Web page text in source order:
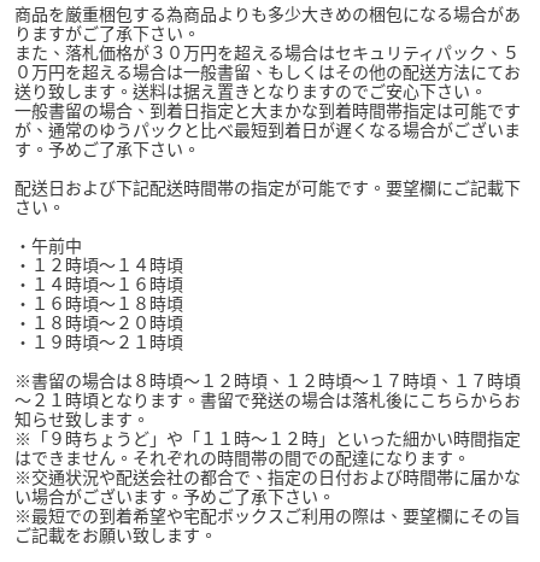
商品を厳重梱包する為商品よりも多少大きめの梱包になる場合があ
りますがご了承下さい。
また、落札価格が３０万円を超える場合はセキュリティパック、５
０万円を超える場合は一般書留、もしくはその他の配送方法にてお
送り致します。送料は据え置きとなりますのでご安心下さい。
一般書留の場合、到着日指定と大まかな到着時間帯指定は可能です
が、通常のゆうパックと比べ最短到着日が遅くなる場合がございま
す。予めご了承下さい。
配送日および下記配送時間帯の指定が可能です。要望欄にご記載下
さい。
・午前中
・１２時頃～１４時頃
・１４時頃～１６時頃
・１６時頃～１８時頃
・１８時頃～２０時頃
・１９時頃～２１時頃
※書留の場合は８時頃～１２時頃、１２時頃～１７時頃、１７時頃
～２１時頃となります。書留で発送の場合は落札後にこちらからお
知らせ致します。
※「９時ちょうど」や「１１時～１２時」といった細かい時間指定
はできません。それぞれの時間帯の間での配達になります。
※交通状況や配送会社の都合で、指定の日付および時間帯に届かな
い場合がございます。予めご了承下さい。
※最短での到着希望や宅配ボックスご利用の際は、要望欄にその旨
ご記載をお願い致します。